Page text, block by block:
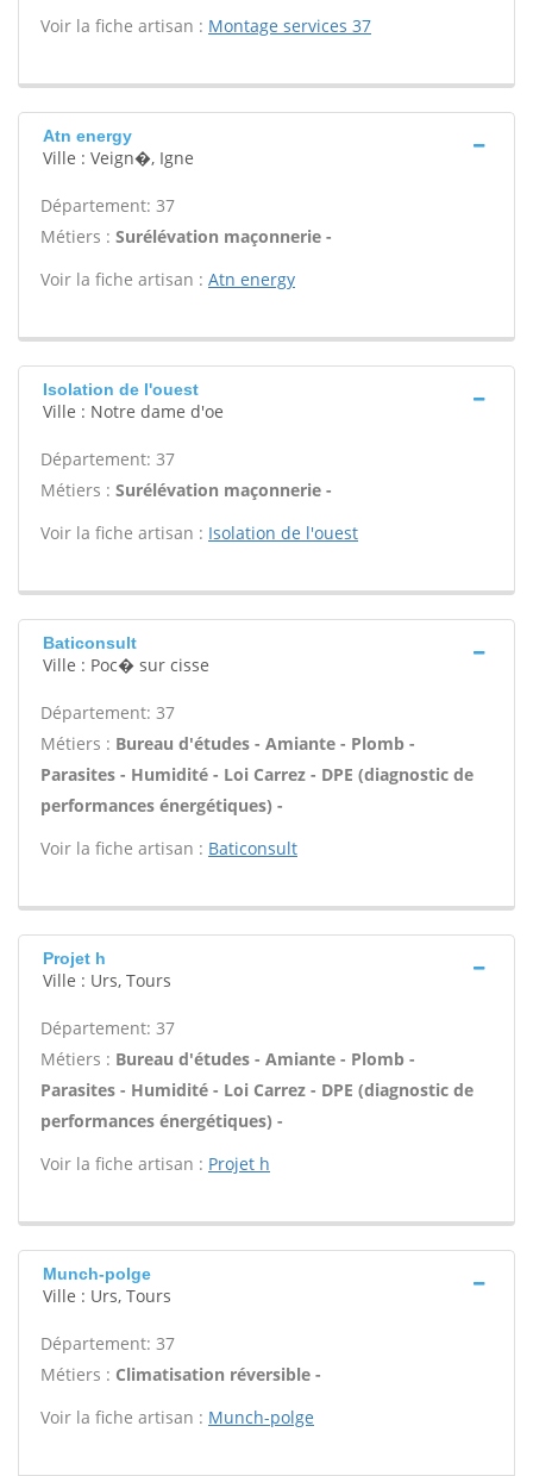
Voir la fiche artisan : Montage services 37
Atn energy
Ville : Veign�, Igne
Département: 37
Métiers : Surélévation maçonnerie -
Voir la fiche artisan : Atn energy
Isolation de l'ouest
Ville : Notre dame d'oe
Département: 37
Métiers : Surélévation maçonnerie -
Voir la fiche artisan : Isolation de l'ouest
Baticonsult
Ville : Poc� sur cisse
Département: 37
Métiers : Bureau d'études - Amiante - Plomb -
Parasites - Humidité - Loi Carrez - DPE (diagnostic de
performances énergétiques) -
Voir la fiche artisan : Baticonsult
Projet h
Ville : Urs, Tours
Département: 37
Métiers : Bureau d'études - Amiante - Plomb -
Parasites - Humidité - Loi Carrez - DPE (diagnostic de
performances énergétiques) -
Voir la fiche artisan : Projet h
Munch-polge
Ville : Urs, Tours
Département: 37
Métiers : Climatisation réversible -
Voir la fiche artisan : Munch-polge